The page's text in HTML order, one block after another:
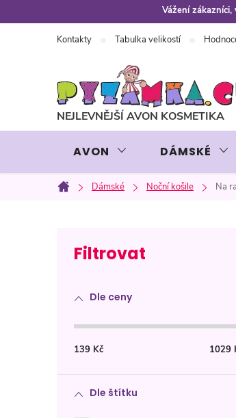
na
Vážení
Kontakty Tabulka velikostí
AVON DÁMSKÉ
Domů
Dámské Noční košile Na
r
Dle ceny
139 Kč 1029
Dle štítku